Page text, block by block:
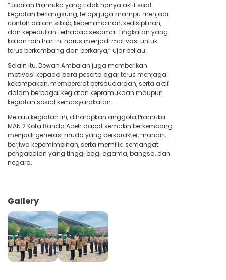
“Jadilah Pramuka yang tidak hanya aktif saat
kegiatan berlangsung, tetapi juga mampu menjadi
contoh dalam sikap, kepemimpinan, kedisiplinan,
dan kepedulian terhadap sesama. Tingkatan yang
kalian raih hari ini harus menjadi motivasi untuk
terus berkembang dan berkarya,” ujar beliau.
Selain itu, Dewan Ambalan juga memberikan
motivasi kepada para peserta agar terus menjaga
kekompakan, mempererat persaudaraan, serta aktif
dalam berbagai kegiatan kepramukaan maupun
kegiatan sosial kemasyarakatan.
Melalui kegiatan ini, diharapkan anggota Pramuka
MAN 2 Kota Banda Aceh dapat semakin berkembang
menjadi generasi muda yang berkarakter, mandiri,
berjiwa kepemimpinan, serta memiliki semangat
pengabdian yang tinggi bagi agama, bangsa, dan
negara.
Gallery